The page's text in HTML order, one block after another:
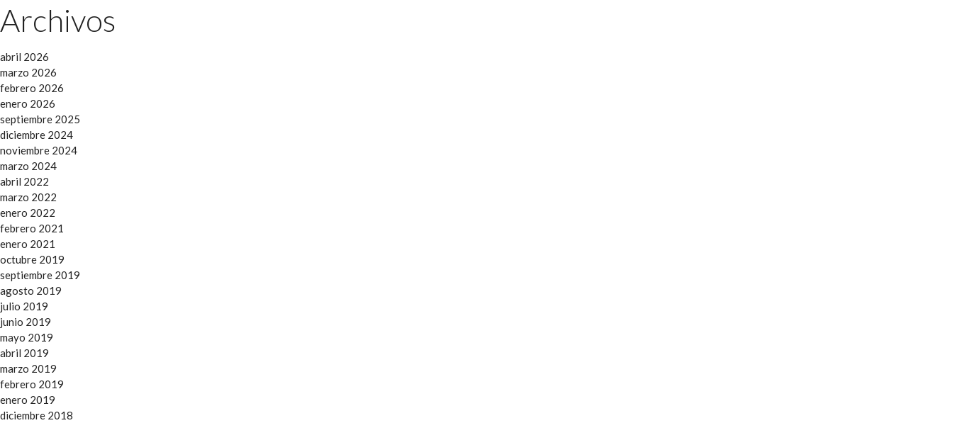
Archivos
abril 2026
marzo 2026
febrero 2026
enero 2026
septiembre 2025
diciembre 2024
noviembre 2024
marzo 2024
abril 2022
marzo 2022
enero 2022
febrero 2021
enero 2021
octubre 2019
septiembre 2019
agosto 2019
julio 2019
junio 2019
mayo 2019
abril 2019
marzo 2019
febrero 2019
enero 2019
diciembre 2018